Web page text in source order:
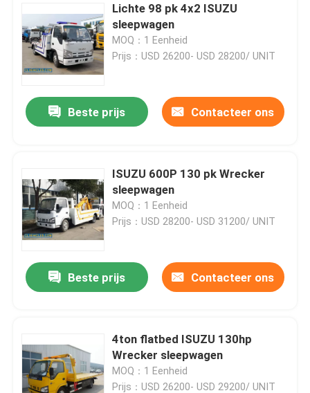
Lichte 98 pk 4x2 ISUZU
sleepwagen
MOQ：1 Eenheid
Prijs：USD 26200- USD 28200/ UNIT
Beste prijs Contacteer ons
ISUZU 600P 130 pk Wrecker
sleepwagen
MOQ：1 Eenheid
Prijs：USD 28200- USD 31200/ UNIT
Beste prijs Contacteer ons
4ton flatbed ISUZU 130hp
Wrecker sleepwagen
MOQ：1 Eenheid
Prijs：USD 26200- USD 29200/ UNIT